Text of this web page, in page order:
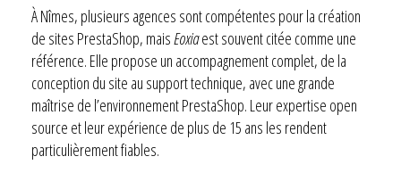
À Nîmes, plusieurs agences sont compétentes pour la création
de sites PrestaShop, maisEoxiaest souvent citée comme une
référence. Elle propose un accompagnement complet, de la
conception du site au support technique, avec une grande
maîtrise de l’environnement PrestaShop. Leur expertise open
source et leur expérience de plus de 15 ans les rendent
particulièrement fiables.